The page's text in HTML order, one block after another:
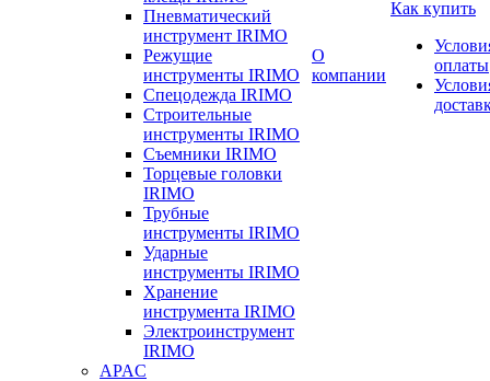
Пневматический
инструмент IRIMO
Режущие
инструменты IRIMO
Спецодежда IRIMO
Строительные
инструменты IRIMO
Съемники IRIMO
Торцевые головки
IRIMO
Трубные
инструменты IRIMO
Ударные
инструменты IRIMO
Хранение
инструмента IRIMO
Электроинструмент
IRIMO
APAC
О
компании
Как купить
оплаты